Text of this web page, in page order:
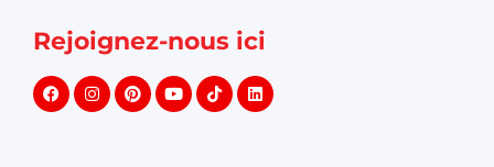
Rejoignez-nous ici